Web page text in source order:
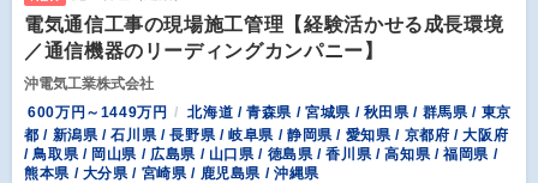
電気通信工事の現場施工管理【経験活かせる成長環境
／通信機器のリーディングカンパニー】
沖電気工業株式会社
600万円～1449万円
北海道 / 青森県 / 宮城県 / 秋田県 / 群馬県 / 東京
都 / 新潟県 / 石川県 / 長野県 / 岐阜県 / 静岡県 / 愛知県 / 京都府 / 大阪府
/ 鳥取県 / 岡山県 / 広島県 / 山口県 / 徳島県 / 香川県 / 高知県 / 福岡県 /
熊本県 / 大分県 / 宮崎県 / 鹿児島県 / 沖縄県